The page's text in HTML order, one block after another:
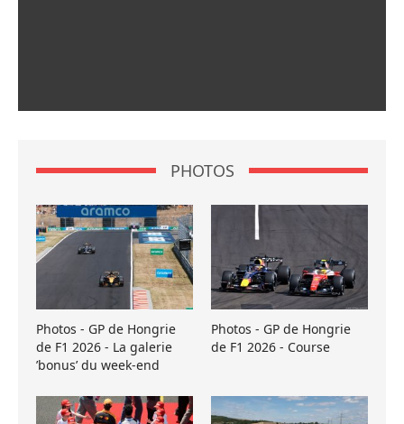
PHOTOS
Photos - GP de Hongrie
de F1 2026 - La galerie
’bonus’ du week-end
Photos - GP de Hongrie
de F1 2026 - Course